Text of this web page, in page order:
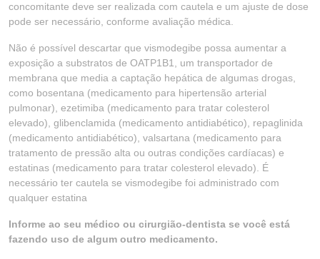
concomitante deve ser realizada com cautela e um ajuste de dose
pode ser necessário, conforme avaliação médica.
Não é possível descartar que vismodegibe possa aumentar a
exposição a substratos de OATP1B1, um transportador de
membrana que media a captação hepática de algumas drogas,
como bosentana (medicamento para hipertensão arterial
pulmonar), ezetimiba (medicamento para tratar colesterol
elevado), glibenclamida (medicamento antidiabético), repaglinida
(medicamento antidiabético), valsartana (medicamento para
tratamento de pressão alta ou outras condições cardíacas) e
estatinas (medicamento para tratar colesterol elevado). É
necessário ter cautela se vismodegibe foi administrado com
qualquer estatina
Informe ao seu médico ou cirurgião-dentista se você está
fazendo uso de algum outro medicamento.